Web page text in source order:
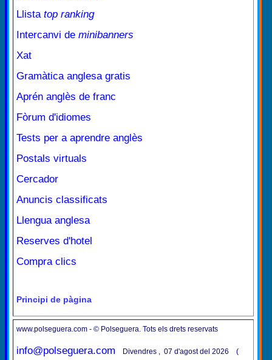
Llista top ranking
Intercanvi de minibanners
Xat
Gramàtica anglesa gratis
Aprén anglès de franc
Fòrum d'idiomes
Tests per a aprendre anglès
Postals virtuals
Cercador
Anuncis classificats
Llengua anglesa
Reserves d'hotel
Compra clics
Principi de pàgina
www.polseguera.com - © Polseguera. Tots els drets reservats
info@polseguera.com
Divendres , 07 d'agost del 2026 (